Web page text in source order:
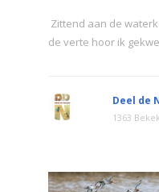
Zittend aan de
de verte hoor ik
Deel de
1363